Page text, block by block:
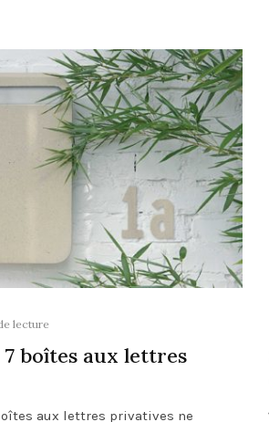
lecture
7 boîtes aux lettres
aux lettres privatives ne